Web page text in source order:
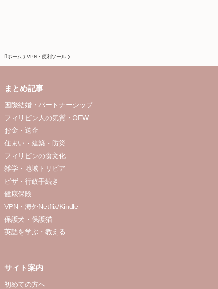
ホーム VPN・便利ツール
まとめ記事
国際結婚・パートナーシップ
フィリピン人の気質・OFW
お金・送金
住まい・建築・防災
フィリピンの食文化
雑学・地域トリビア
ビザ・行政手続き
健康保険
VPN・海外Netflix/Kindle
保護犬・保護猫
英語を学ぶ・教える
サイト案内
初めての方へ